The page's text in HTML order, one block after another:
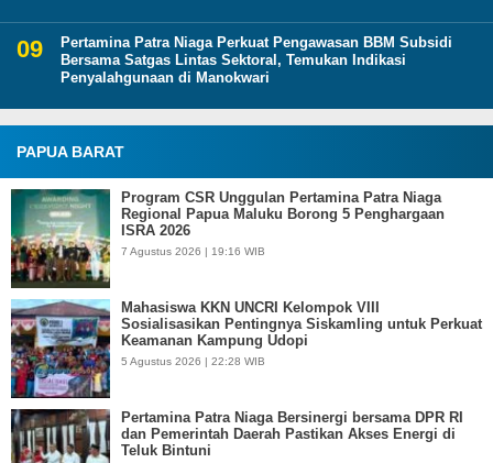
Pertamina Patra Niaga Perkuat Pengawasan BBM Subsidi
Bersama Satgas Lintas Sektoral, Temukan Indikasi
Penyalahgunaan di Manokwari
PAPUA BARAT
Program CSR Unggulan Pertamina Patra Niaga
Regional Papua Maluku Borong 5 Penghargaan
ISRA 2026
7 Agustus 2026 | 19:16 WIB
Mahasiswa KKN UNCRI Kelompok VIII
Sosialisasikan Pentingnya Siskamling untuk Perkuat
Keamanan Kampung Udopi
5 Agustus 2026 | 22:28 WIB
Pertamina Patra Niaga Bersinergi bersama DPR RI
dan Pemerintah Daerah Pastikan Akses Energi di
Teluk Bintuni